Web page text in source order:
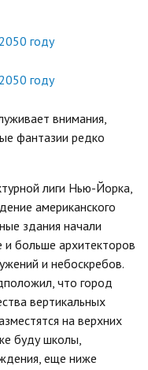
внимания,
фантазии редко
лиги Нью-Йорка,
американского
здания начали
и больше архитекторов
и небоскребов.
что город
вертикальных
на верхних
буду школы,
еще ниже